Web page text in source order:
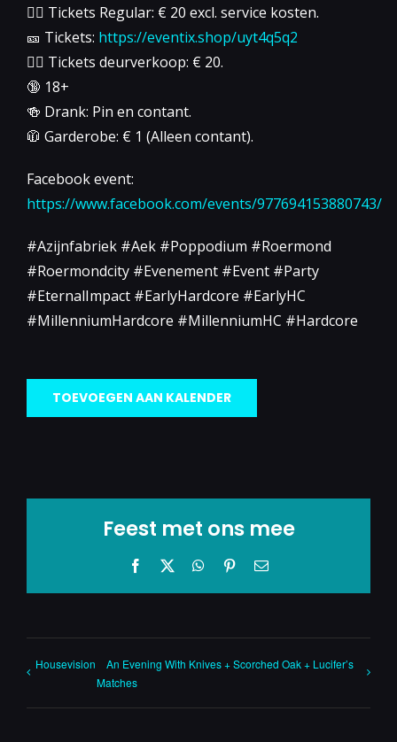
👉🏻 Tickets Regular: € 20 excl. service kosten.
🎫 Tickets: https://eventix.shop/uyt4q5q2
👉🏻 Tickets deurverkoop: € 20.
🔞 18+
🍻 Drank: Pin en contant.
🧥 Garderobe: € 1 (Alleen contant).
Facebook event:
https://www.facebook.com/events/977694153880743/
#Azijnfabriek #Aek #Poppodium #Roermond
#Roermondcity #Evenement #Event #Party
#EternalImpact #EarlyHardcore #EarlyHC
#MillenniumHardcore #MillenniumHC #Hardcore
TOEVOEGEN AAN KALENDER
Feest met ons mee
Facebook WhatsApp
Pinterest
E-
Housevision
An Evening With Knives + Scorched Oak + Lucifer’s
Matches